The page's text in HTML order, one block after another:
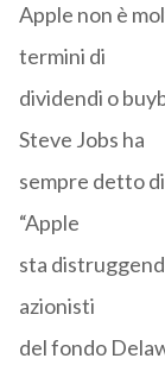
Apple non è
termini di
dividendi o
Steve Jobs ha
sempre detto
“Apple
sta
azionisti
del fondo